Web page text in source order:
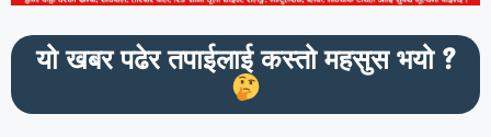
यो खबर पढेर तपाईलाई कस्तो महसुस भयो ?